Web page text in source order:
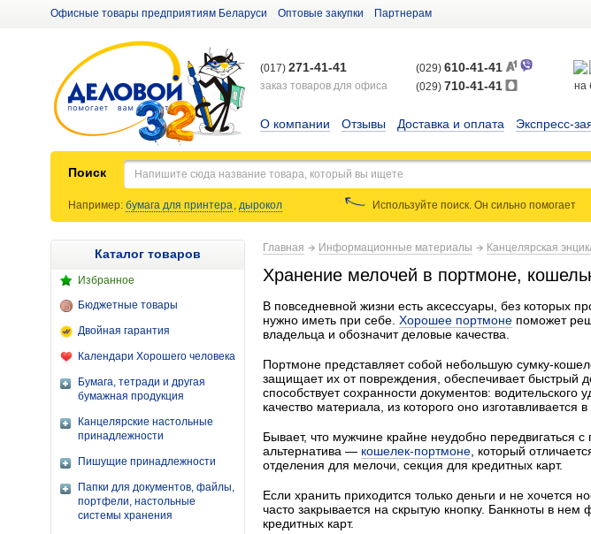
Офисные товары предприятиям Беларуси Оптовые закупки Партнерам
(017) 271-41-41
заказ товаров для офиса
(029) 610-41-41
(029) 710-41-41 на
О компании Отзывы Доставка и оплата Экспресс-
Поиск
Например: бумага для принтера, дырокол Используйте поиск. Он сильнопомогает
Каталог товаров
Избранное
Бюджетные товары
Двойная гарантия
Календари Хорошего человека
Бумага, тетради и другая
бумажная продукция
Канцелярские настольные
принадлежности
Пишущие принадлежности
Папки для документов, файлы,
портфели, настольные
системы хранения
Главная Информационные материалы Канцелярская
Хранение мелочей в портмоне,
В повседневной жизни есть аксессуары, без которых
нужно иметь при себе. Хорошее портмоне поможет
владельца и обозначит деловые качества.
Портмоне представляет собой небольшую сумку-
защищает их от повреждения, обеспечивает быстрый
способствует сохранности документов:
качество материала, из которого оно
Бывает, что мужчине крайне неудобно
альтернатива — кошелек-портмоне , который
отделения для мелочи, секция для кредитных карт.
Если хранить приходится только деньги и не хочется
часто закрывается на скрытую кнопку. Банкноты в
кредитных карт.